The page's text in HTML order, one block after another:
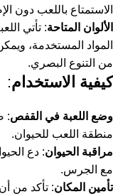
الاستمتاع باللعب دون
الألوان المتاحة: تأتي
المواد المستخدمة،
من التنوع البصري.
كيفية الاستخدام:
وضع اللعبة في القفص:
منطقة اللعب للحيوان.
مراقبة الحيوان: دع
مع الجرس.
تأمين المكان: تأكد من